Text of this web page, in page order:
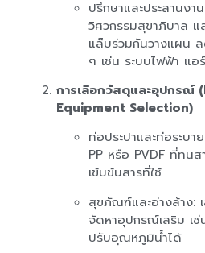
ปรึกษาและประสานงา
วิศวกรรมสุขาภิบาล
แล็บร่วมกันวางแผน
ๆ เช่น ระบบไฟฟ้า แอ
การเลือกวัสดุและอุปกรณ์
Equipment Selection)
ท่อประปาและท่อระบา
PP หรือ PVDF ที่ทน
เข้มข้นสารที่ใช้
สุขภัณฑ์และอ่างล้าง:
จัดหาอุปกรณ์เสริม เ
ปรับอุณหภูมิน้ำได้